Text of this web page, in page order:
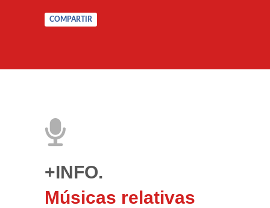
COMPARTIR
+INFO.
Músicas relativas